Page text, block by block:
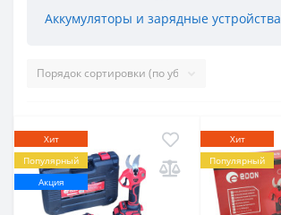
Аккумуляторы и зарядные устройства
Хит
Популярный
Акция
Хит
Популярный